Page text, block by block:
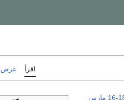
اقرأ عرض
-16 مارس